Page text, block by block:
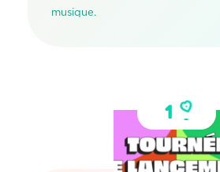
musique.
1